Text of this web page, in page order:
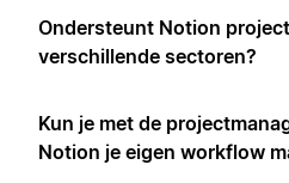
Ondersteunt Notion
verschillende sectoren?
Kun je met de
Notion je eigen workflow